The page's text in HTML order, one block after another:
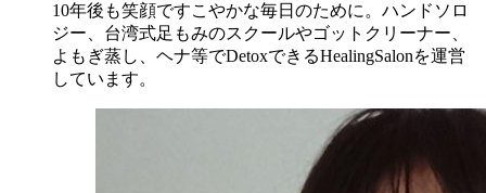
10年後も笑顔ですこやかな毎日のために。ハンドソロ
ジー、台湾式足もみのスクールやゴットクリーナー、
よもぎ蒸し、ヘナ等でDetoxできるHealingSalonを運営
しています。